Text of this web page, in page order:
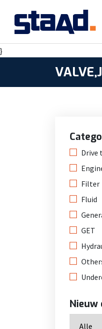
}
Drive
Filter
Fluid
GET